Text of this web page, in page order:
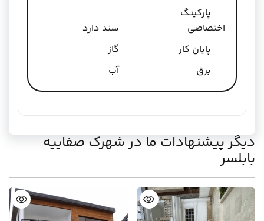
پارکینگ
اختصاصی
سند دارد
پایان کار
گاز
برق
آب
دیگر پیشنهادات ما در شهرک صفاییه
بابلسر